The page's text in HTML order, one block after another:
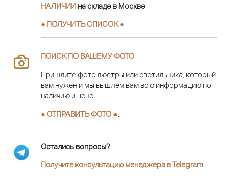
НАЛИЧИИ на складе в Москве
● ПОЛУЧИТЬ СПИСОК ●
ПОИСК ПО ВАШЕМУ ФОТО
Пришлите фото люстры или светильника, который
вам нужен и мы вышлем вам всю информацию по
наличию и цене.
● ОТПРАВИТЬ ФОТО ●
Остались вопросы?
Получите консультацию менеджера в Telegram